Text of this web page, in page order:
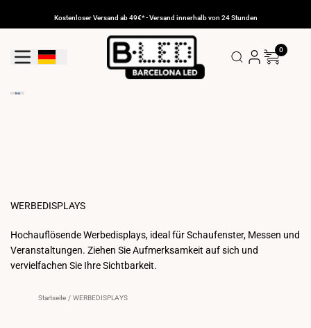
Kostenloser Versand ab 49€* - Versand innerhalb von 24 Stunden
Geolokalisierungs-Schaltfläche: Deutschland
0
WERBEDISPLAYS
Hochauflösende Werbedisplays, ideal für Schaufenster, Messen und
Veranstaltungen. Ziehen Sie Aufmerksamkeit auf sich und
vervielfachen Sie Ihre Sichtbarkeit.
Startseite / WERBEDISPLAYS